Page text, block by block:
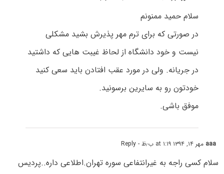
سلام حمید ممنونم
در صورتی که برای ترم مهر پذیرش بشید مشکلی
نیست و خود دانشگاه از لحاظ غیبت هایی که داشتید
در جریانه. ولی در مورد عقب افتادن باید سعی کنید
خودتون رو به سایرین برسونید.
موفق باشی.
aaa مهر ۱۴, ۱۳۹۴ at ۱:۱۹ ب٫ظ - Reply
سلام کسی راجه به غیرانتفاعی سوره تهران.اطلاعی داره..پردیس